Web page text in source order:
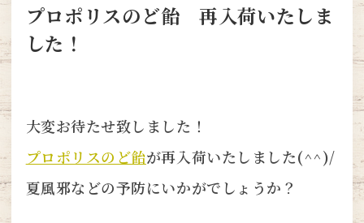
プロポリスのど飴 再入荷いたしま
した！
大変お待たせ致しました！
プロポリスのど飴が再入荷いたしました(^^)/
夏風邪などの予防にいかがでしょうか？